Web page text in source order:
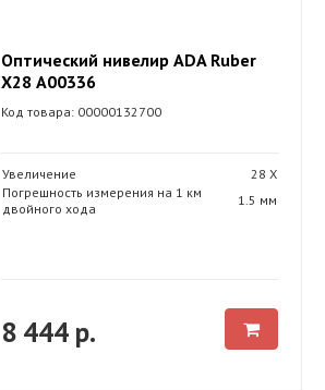
Оптический нивелир ADA Ruber
X28 А00336
Код товара: 00000132700
Увеличение
28 Х
Погрешность измерения на 1 км
двойного хода
1.5 мм
8 444 р.